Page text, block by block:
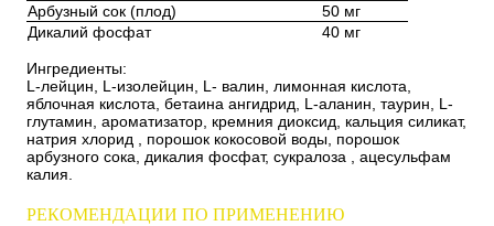
Арбузный сок (плод)
50 мг
Дикалий фосфат
40 мг
Ингредиенты:
L-лейцин, L-изолейцин, L- валин, лимонная кислота,
яблочная кислота, бетаина ангидрид, L-аланин, таурин, L-
глутамин, ароматизатор, кремния диоксид, кальция силикат,
натрия хлорид , порошок кокосовой воды, порошок
арбузного сока, дикалия фосфат, сукралоза , ацесульфам
калия.
РЕКОМЕНДАЦИИ ПО ПРИМЕНЕНИЮ